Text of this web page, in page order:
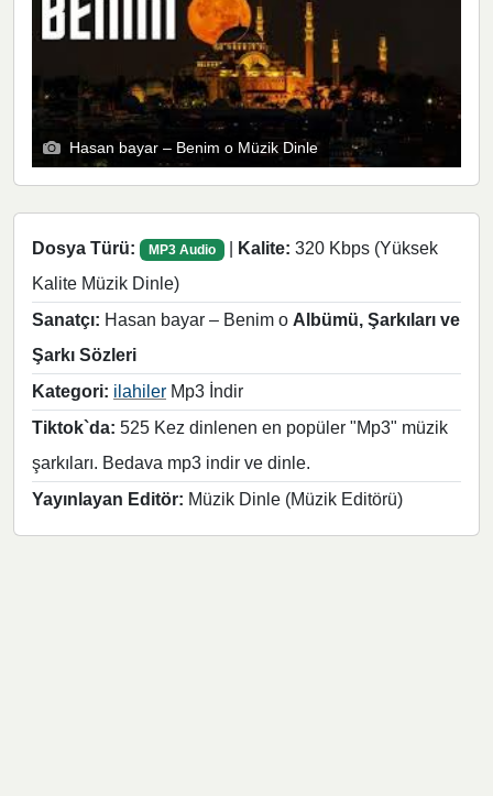
Hasan bayar – Benim o Müzik Dinle
Dosya Türü: MP3 Audio | Kalite: 320 Kbps (Yüksek
Kalite Müzik Dinle)
Sanatçı: Hasan bayar – Benim o Albümü, Şarkıları ve
Şarkı Sözleri
Kategori: ilahiler Mp3 İndir
Tiktok`da: 525 Kez dinlenen en popüler "Mp3" müzik
şarkıları. Bedava mp3 indir ve dinle.
Yayınlayan Editör: Müzik Dinle (Müzik Editörü)